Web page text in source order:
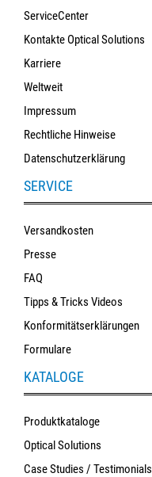
ServiceCenter
Kontakte Optical Solutions
Karriere
Weltweit
Impressum
Rechtliche Hinweise
Datenschutzerklärung
SERVICE
Versandkosten
Presse
FAQ
Tipps & Tricks Videos
Konformitätserklärungen
Formulare
KATALOGE
Produktkataloge
Optical Solutions
Case Studies / Testimonials